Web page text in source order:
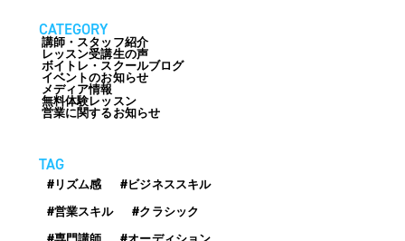
CATEGORY
講師・スタッフ紹介
レッスン受講生の声
ボイトレ・スクールブログ
イベントのお知らせ
メディア情報
無料体験レッスン
営業に関するお知らせ
TAG
#リズム感
#ビジネススキル
#営業スキル
#クラシック